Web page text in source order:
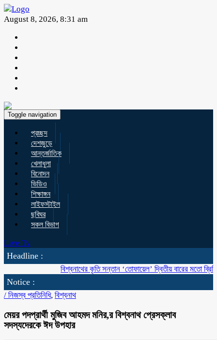
August 8, 2026, 8:31 am
Toggle navigation
প্রচ্ছদ
দেশজুড়ে
আন্তর্জাতিক
খেলাধুলা
বিনোদন
ভিডিও
শিক্ষাঙ্গন
লাইফস্টাইল
ছবিঘর
সকল বিভাগ
Live Tv
Headline :
বিশ্বনাথের কৃতি সন্তান ‘তোফায়েল’ দ্বিতীয় বারের মতো ব্রিটিশ
Notice :
/ নিজস্ব প্রতিনিধি, বিশ্বনাথ
মেয়র পদপ্রার্থী মুজিব আহমদ মনির,র বিশ্বনাথ প্রেসক্লাব
সদস্যদেরকে ঈদ উপহার